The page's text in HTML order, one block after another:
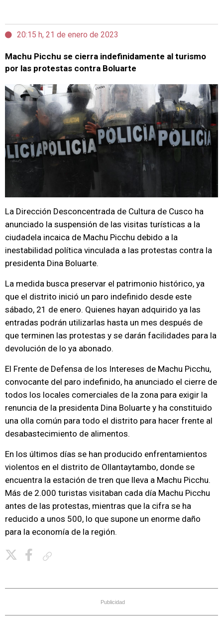
20:15 h, 21 de enero de 2023
Machu Picchu se cierra indefinidamente al turismo
por las protestas contra Boluarte
La Dirección Desconcentrada de Cultura de Cusco ha
anunciado la suspensión de las visitas turísticas a la
ciudadela incaica de Machu Picchu debido a la
inestabilidad política vinculada a las protestas contra la
presidenta Dina Boluarte.
La medida busca preservar el patrimonio histórico, ya
que el distrito inició un paro indefinido desde este
sábado, 21 de enero. Quienes hayan adquirido ya las
entradas podrán utilizarlas hasta un mes después de
que terminen las protestas y se darán facilidades para la
devolución de lo ya abonado.
El Frente de Defensa de los Intereses de Machu Picchu,
convocante del paro indefinido, ha anunciado el cierre de
todos los locales comerciales de la zona para exigir la
renuncia de la presidenta Dina Boluarte y ha constituido
una olla común para todo el distrito para hacer frente al
desabastecimiento de alimentos.
En los últimos días se han producido enfrentamientos
violentos en el distrito de Ollantaytambo, donde se
encuentra la estación de tren que lleva a Machu Picchu.
Más de 2.000 turistas visitaban cada día Machu Picchu
antes de las protestas, mientras que la cifra se ha
reducido a unos 500, lo que supone un enorme daño
para la economía de la región.
Publicidad